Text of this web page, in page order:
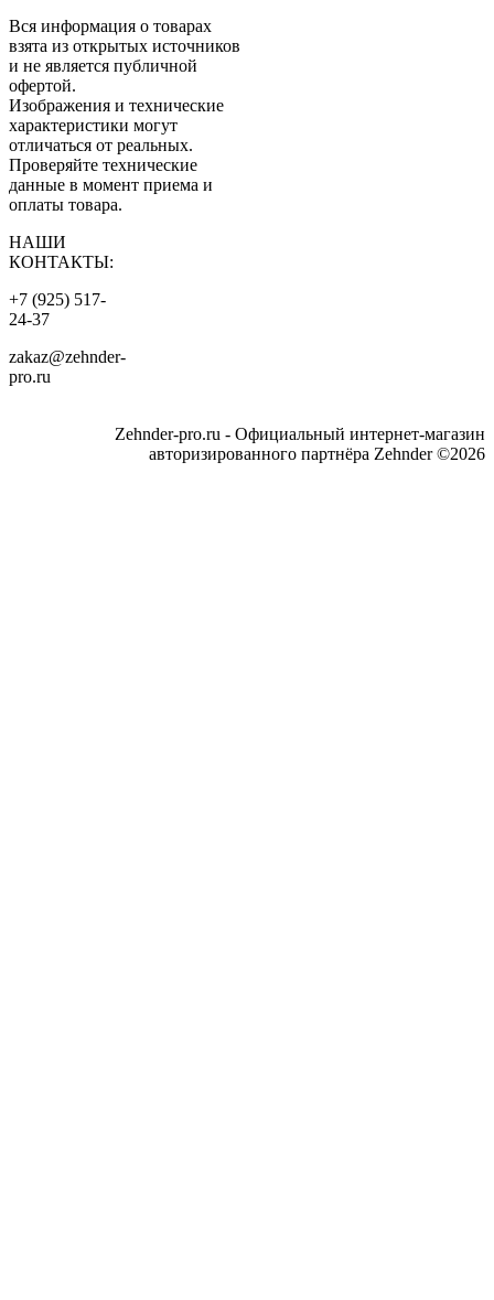
Вся информация о товарах
взята из открытых источников
и не является публичной
офертой.
Изображения и технические
характеристики могут
отличаться от реальных.
Проверяйте технические
данные в момент приема и
оплаты товара.
НАШИ
КОНТАКТЫ:
+7 (925) 517-
24-37
zakaz@zehnder-
pro.ru
Zehnder-pro.ru - Официальный интернет-магазин
авторизированного партнёра Zehnder ©2026